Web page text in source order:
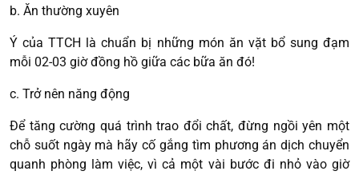
b. Ăn thường xuyên
Ý của TTCH là chuẩn bị những món ăn vặt bổ sung đạm
mỗi 02-03 giờ đồng hồ giữa các bữa ăn đó!
c. Trở nên năng động
Để tăng cường quá trình trao đổi chất, đừng ngồi yên một
chỗ suốt ngày mà hãy cố gắng tìm phương án dịch chuyển
quanh phòng làm việc, vì cả một vài bước đi nhỏ vào giờ